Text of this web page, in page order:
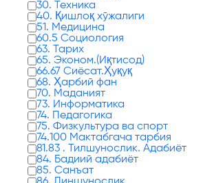
30. Техника
40. Қишлоқ хўжалиги
51. Медицина
60.5 Социология
63. Тарих
65. Эконом.(Иқтисод)
66.67 Сиёсат.Ҳуқуқ
68. Ҳарбий фан
70. Маданият
73. Информатика
74. Педагогика
75. Физкультура ва спорт
74.100 Мактабгача тарбия
81.83 . Тилшунослик. Адабиёт
84. Бадиий адабиёт
85. Санъат